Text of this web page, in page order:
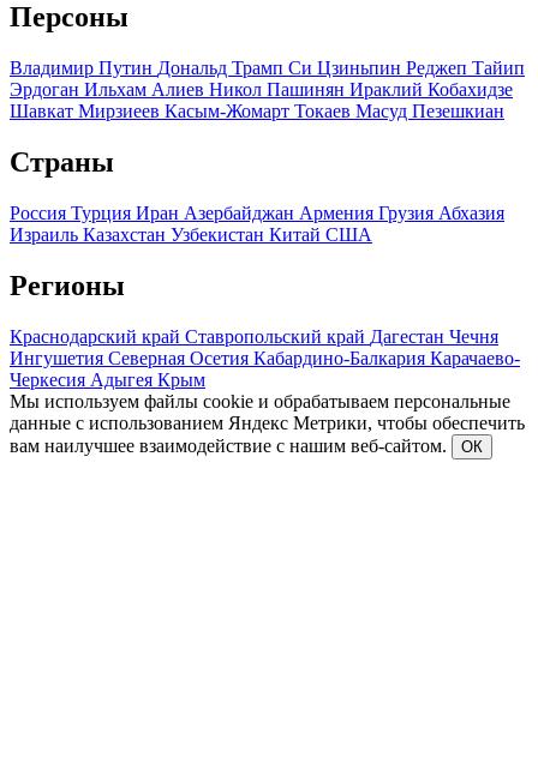
Персоны
Владимир Путин Дональд Трамп Си Цзиньпин Реджеп Тайип
Эрдоган Ильхам Алиев Никол Пашинян Ираклий Кобахидзе
Шавкат Мирзиеев Касым-Жомарт Токаев Масуд Пезешкиан
Страны
Россия Турция Иран Азербайджан Армения Грузия Абхазия
Израиль Казахстан Узбекистан Китай США
Регионы
Краснодарский край Ставропольский край Дагестан Чечня
Ингушетия Северная Осетия Кабардино-Балкария Карачаево-
Черкесия Адыгея Крым
Мы используем файлы cookie и обрабатываем персональные
данные с использованием Яндекс Метрики, чтобы обеспечить
вам наилучшее взаимодействие с нашим веб-сайтом.
ОК